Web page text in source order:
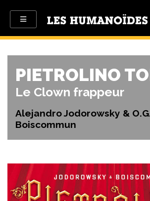
PIETROLINO
Le Clown frappeur
Alejandro Jodorowsky &
Boiscommun